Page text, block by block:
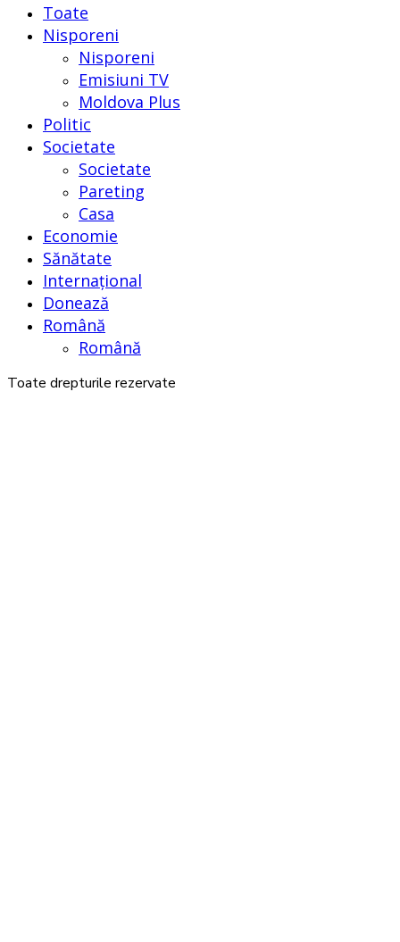
Toate
Nisporeni
Nisporeni
Emisiuni TV
Moldova Plus
Politic
Societate
Societate
Pareting
Casa
Economie
Sănătate
Internațional
Donează
Română
Română
Toate drepturile rezervate